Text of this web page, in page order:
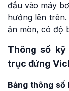
đầu vào máy
hướng lên
ăn mòn, có độ
Thông số
trục đứng
Bảng thông